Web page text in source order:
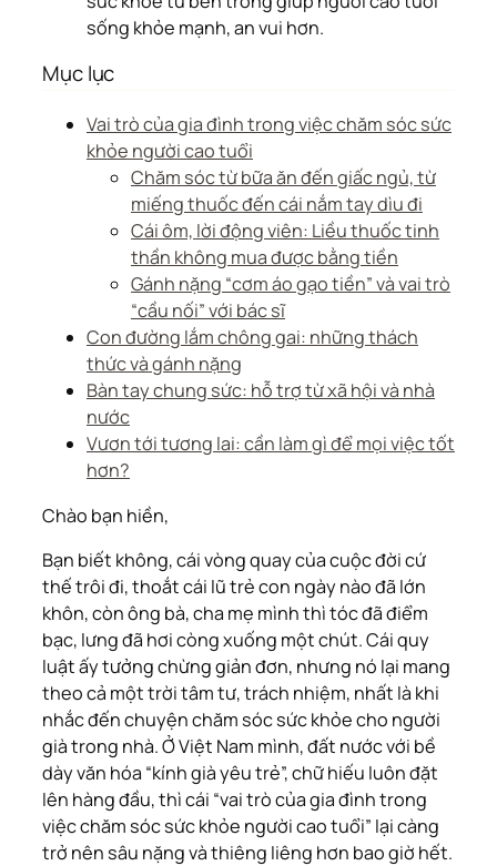
sống khỏe mạnh, an vui hơn.
Mục lục
Vai trò của gia đình trong việc chăm sóc sức
khỏe người cao tuổi
Chăm sóc từ bữa ăn đến giấc ngủ, từ
miếng thuốc đến cái nắm tay dìu đi
Cái ôm, lời động viên: Liều thuốc tinh
thần không mua được bằng tiền
Gánh nặng “cơm áo gạo tiền” và vai trò
“cầu nối” với bác sĩ
Con đường lắm chông gai: những thách
thức và gánh nặng
Bàn tay chung sức: hỗ trợ từ xã hội và nhà
nước
Vươn tới tương lai: cần làm gì để mọi việc tốt
hơn?
Chào bạn hiền,
Bạn biết không, cái vòng quay của cuộc đời cứ
thế trôi đi, thoắt cái lũ trẻ con ngày nào đã lớn
khôn, còn ông bà, cha mẹ mình thì tóc đã điểm
bạc, lưng đã hơi còng xuống một chút. Cái quy
luật ấy tưởng chừng giản đơn, nhưng nó lại mang
theo cả một trời tâm tư, trách nhiệm, nhất là khi
nhắc đến chuyện chăm sóc sức khỏe cho người
già trong nhà. Ở Việt Nam mình, đất nước với bề
dày văn hóa “kính già yêu trẻ”, chữ hiếu luôn đặt
lên hàng đầu, thì cái “vai trò của gia đình trong
việc chăm sóc sức khỏe người cao tuổi” lại càng
trở nên sâu nặng và thiêng liêng hơn bao giờ hết.